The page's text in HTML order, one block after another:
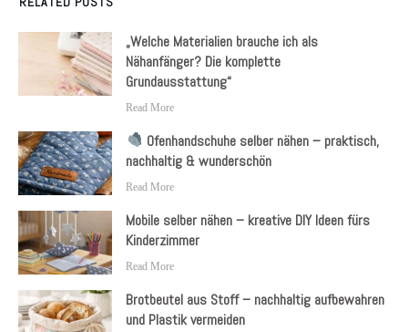
„Welche Materialien brauche ich als
Nähanfänger? Die komplette
Grundausstattung“
Read More
Ofenhandschuhe selber nähen – praktisch,
nachhaltig & wunderschön
Read More
Mobile selber nähen – kreative DIY Ideen fürs
Kinderzimmer
Read More
Brotbeutel aus Stoff – nachhaltig aufbewahren
und Plastik vermeiden